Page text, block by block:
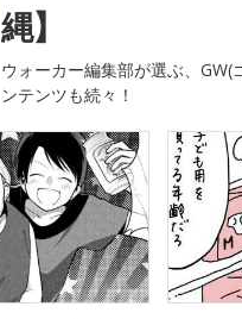
縄】
ウォーカー編集部が選ぶ、
ンテンツも続々！